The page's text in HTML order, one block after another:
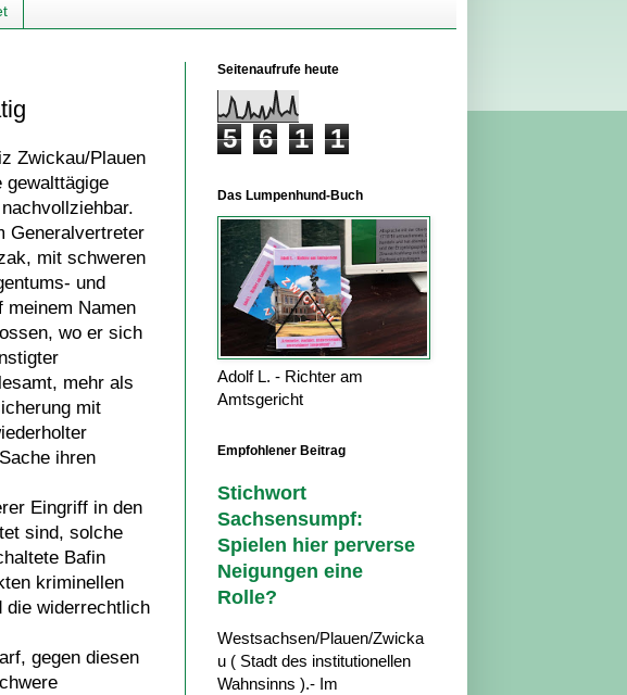
Zwickau/Plauen
gewalttägige
Generalvertreter
mit schweren
und
Namen
wo er sich
mehr als
mit
ihren
Eingriff in den
sind, solche
Bafin
kriminellen
die widerrechtlich
gegen diesen
Seitenaufrufe heute
5 6 1 1
Das Lumpenhund-Buch
Adolf L. - Richter am
Amtsgericht
Empfohlener Beitrag
Stichwort
Sachsensumpf:
Spielen hier perverse
Neigungen eine
Rolle?
Westsachsen/Plauen/Zwicka
u ( Stadt des institutionellen
Wahnsinns ).- Im